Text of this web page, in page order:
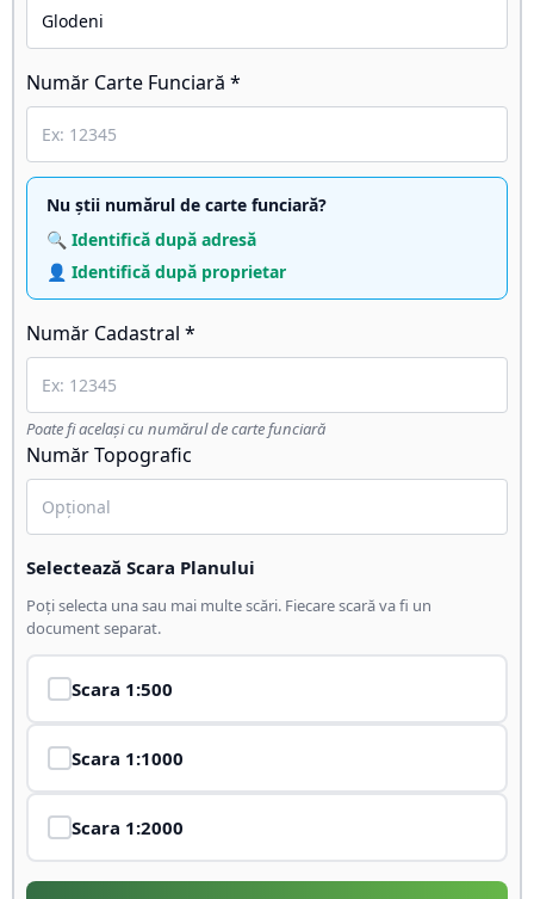
Număr Carte Funciară *
Nu știi numărul de carte funciară?
🔍 Identifică după adresă
👤 Identifică după proprietar
Număr Cadastral *
Poate fi același cu numărul de carte funciară
Număr Topografic
Selectează Scara Planului
Poți selecta una sau mai multe scări. Fiecare scară va fi un
document separat.
Scara 1:500
Scara 1:1000
Scara 1:2000